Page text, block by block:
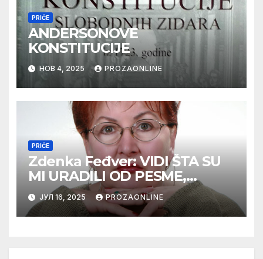
PRIČE
ANDERSONOVE
KONSTITUCIJE
НОВ 4, 2025 PROZAONLINE
PRIČE
Zdenka Feđver: VIDI ŠTA SU
MI URADILI OD PESME,
MAMA*
ЈУЛ 16, 2025 PROZAONLINE